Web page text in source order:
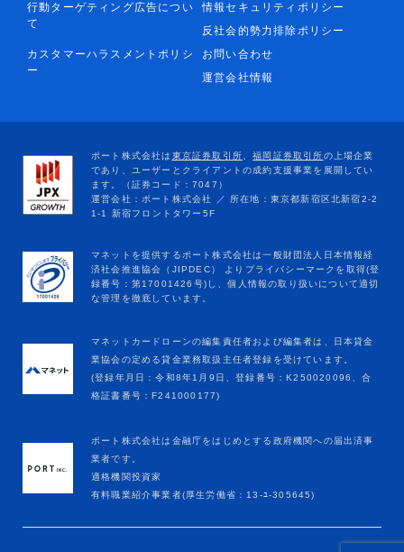
行動ターゲティング広告につい
て
情報セキュリティポリシー
反社会的勢力排除ポリシー
カスタマーハラスメントポリシ
ー
お問い合わせ
運営会社情報
マネットカードローンの編集責任者および編集者は、日本貸金
業協会の定める貸金業務取扱主任者登録を受けています。
(登録年月日：令和8年1月9日、登録番号：K250020096、合
格証書番号：F241000177)
ポート株式会社は金融庁をはじめとする政府機関への届出済事
業者です。
適格機関投資家
有料職業紹介事業者(厚生労働省：13-ﾕ-305645)